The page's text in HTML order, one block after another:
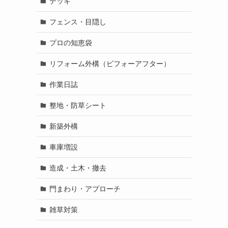
フェンス・目隠し
プロの知恵袋
リフォーム外構（ビフォーアフター）
作業日誌
整地・防草シート
新築外構
車庫増設
造成・土木・撤去
門まわり・アプローチ
雑草対策